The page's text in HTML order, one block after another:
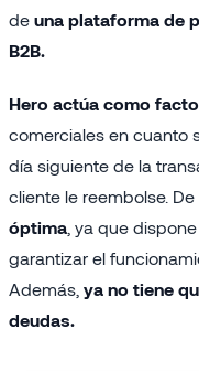
de una plataforma de
B2B.
Hero actúa como
comerciales en cuanto
día siguiente de la
cliente le reembolse. De
óptima , ya que
garantizar el
Además, ya no tiene
deudas.